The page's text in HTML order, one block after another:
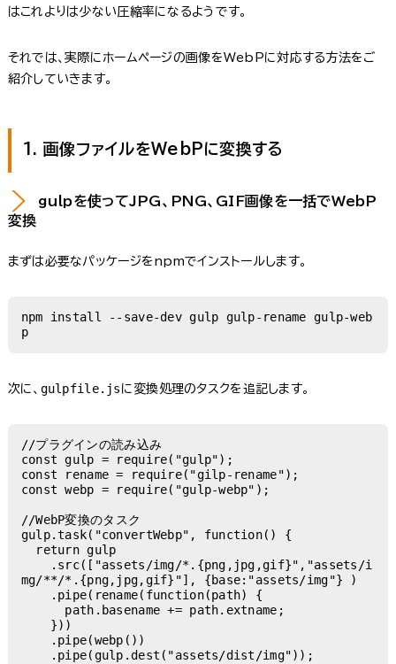
はこれよりは少ない圧縮率になるようです。
それでは、実際にホームページの画像をWebPに対応する方法をご
紹介していきます。
1. 画像ファイルをWebPに変換する
gulpを使ってJPG、PNG、GIF画像を一括でWebP
変換
まずは必要なパッケージをnpmでインストールします。
npm install --save-dev gulp gulp-rename gulp-web
p
次に、 gulpfile.js に変換処理のタスクを追記します。
//プラグインの読み込み
const gulp = require("gulp");
const rename = require("gilp-rename");
const webp = require("gulp-webp");
//WebP変換のタスク
gulp.task("convertWebp", function() {
mg/**/*.{png,jpg,gif}"], {base:"assets/img"} )